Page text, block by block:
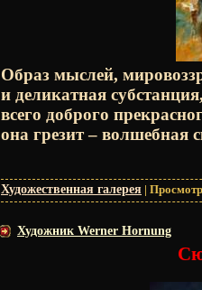
Образ мыслей,
и деликатная
всего доброго
она грезит – волшебная
Художественная галерея |
Художник Werner Hornung